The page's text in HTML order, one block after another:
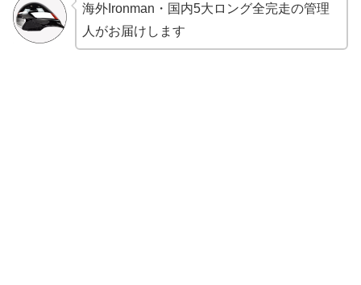
海外Ironman・国内5大ロング全完走の管理
人がお届けします